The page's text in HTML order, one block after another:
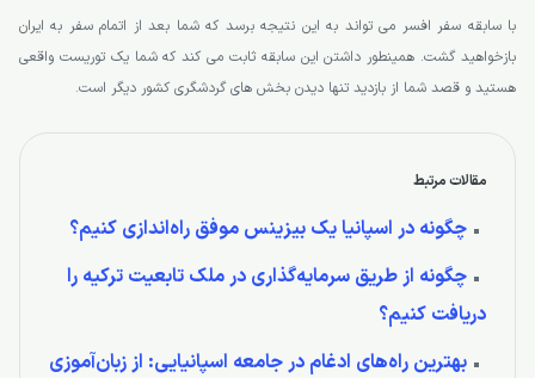
با سابقه سفر افسر می تواند به این نتیجه برسد که شما بعد از اتمام سفر به ایران
بازخواهید گشت. همینطور داشتن این سابقه ثابت می کند که شما یک توریست واقعی
هستید و قصد شما از بازدید تنها دیدن بخش های گردشگری کشور دیگر است.
مقالات مرتبط
چگونه در اسپانیا یک بیزینس موفق راه‌اندازی کنیم؟
چگونه از طریق سرمایه‌گذاری در ملک تابعیت ترکیه را
دریافت کنیم؟
بهترین راه‌های ادغام در جامعه اسپانیایی: از زبان‌آموزی